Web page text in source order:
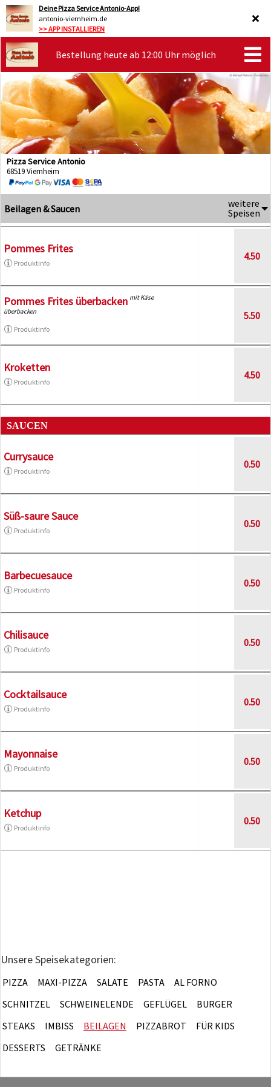
Deine Pizza Service Antonio-App!
antonio-viernheim.de
>> APP INSTALLIEREN
Bestellung heute ab 12:00 Uhr möglich
Pizza Service Antonio
68519 Viernheim
Beilagen & Saucen
weitere
Speisen
Pommes Frites
Produktinfo
4.50
Pommes Frites überbacken mit Käse
überbacken
Produktinfo
5.50
Kroketten
Produktinfo
4.50
SAUCEN
Currysauce
Produktinfo
0.50
Süß-saure Sauce
Produktinfo
0.50
Barbecuesauce
Produktinfo
0.50
Chilisauce
Produktinfo
0.50
Cocktailsauce
Produktinfo
0.50
Mayonnaise
Produktinfo
0.50
Ketchup
Produktinfo
0.50
Unsere Speisekategorien:
PIZZA MAXI-PIZZA SALATE PASTA
AL FORNO
SCHNITZEL
SCHWEINELENDE GEFLÜGEL
BURGER
STEAKS
IMBISS BEILAGEN PIZZABROT
FÜR KIDS
DESSERTS
GETRÄNKE